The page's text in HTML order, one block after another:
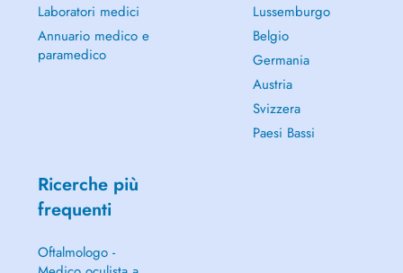
Laboratori medici
Annuario medico e
paramedico
Lussemburgo
Belgio
Germania
Austria
Svizzera
Paesi Bassi
Ricerche più
frequenti
Oftalmologo -